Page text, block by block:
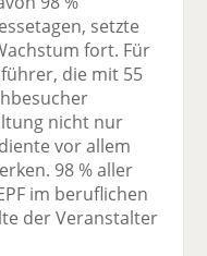
setzte
fort. Für
die mit 55
nicht nur
vor allem
98 % aller
im beruflichen
der Veranstalter